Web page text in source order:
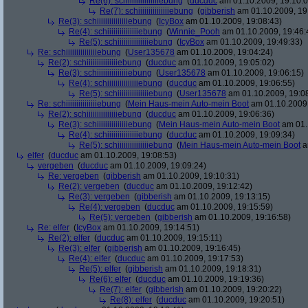
Re(7): schiiiiiiiiiiiiiiiebung (gibberish am 01.10.2009,
Re(3): schiiiiiiiiiiiiiiiebung ( IcyBox am 01.10.2009, 19:08:43)
Re(4): schiiiiiiiiiiiiiiiebung (Winnie_Pooh am 01.10.2009,
Re(5): schiiiiiiiiiiiiiiiebung ( IcyBox am 01.10.2009, 19:49:33)
Re: schiiiiiiiiiiiiiiiebung (User135678 am 01.10.2009, 19:04:24)
Re(2): schiiiiiiiiiiiiiiiebung (ducduc am 01.10.2009, 19:05:02)
Re(3): schiiiiiiiiiiiiiiiebung (User135678 am 01.10.2009, 19:06:15)
Re(4): schiiiiiiiiiiiiiiiebung (ducduc am 01.10.2009, 19:06:55)
Re(5): schiiiiiiiiiiiiiiiebung (User135678 am 01.10.2009,
Re: schiiiiiiiiiiiiiiiebung (Mein Haus-mein Auto-mein Boot am
Re(2): schiiiiiiiiiiiiiiiebung (ducduc am 01.10.2009, 19:06:36)
Re(3): schiiiiiiiiiiiiiiiebung (Mein Haus-mein Auto-mein Boot am
Re(4): schiiiiiiiiiiiiiiiebung (ducduc am 01.10.2009, 19:09:34)
Re(5): schiiiiiiiiiiiiiiiebung (Mein Haus-mein Auto-mein Boot
elfer (ducduc am 01.10.2009, 19:08:53)
vergeben (ducduc am 01.10.2009, 19:09:24)
Re: vergeben (gibberish am 01.10.2009, 19:10:31)
Re(2): vergeben (ducduc am 01.10.2009, 19:12:42)
Re(3): vergeben (gibberish am 01.10.2009, 19:13:15)
Re(4): vergeben (ducduc am 01.10.2009, 19:15:59)
Re(5): vergeben (gibberish am 01.10.2009, 19:16:58)
Re: elfer ( IcyBox am 01.10.2009, 19:14:51)
Re(2): elfer (ducduc am 01.10.2009, 19:15:11)
Re(3): elfer (gibberish am 01.10.2009, 19:16:45)
Re(4): elfer (ducduc am 01.10.2009, 19:17:53)
Re(5): elfer (gibberish am 01.10.2009, 19:18:31)
Re(6): elfer (ducduc am 01.10.2009, 19:19:36)
Re(7): elfer (gibberish am 01.10.2009, 19:20:22)
Re(8): elfer (ducduc am 01.10.2009, 19:20:51)